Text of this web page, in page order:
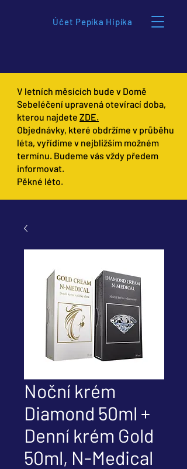
Účet Pepíka Hipíka
V letních měsících bude v Domě
Sebeléčení upravená otevírací doba,
kterou najdete ZDE.
Objednávky, které obdržíme v průběhu
léta, vyřídíme v nejbližším možném
termínu. Budeme vás vždy předem
informovat.
Pěkné léto.
Noční krém
Diamond 50ml +
Denní krém Gold
50ml, N-Medical